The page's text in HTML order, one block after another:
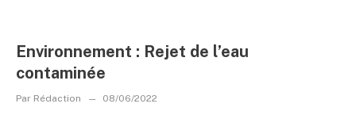
Environnement : Rejet de l’eau
contaminée
Par Rédaction 08/06/2022